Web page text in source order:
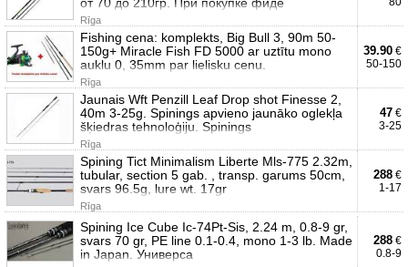
Rīga
Fishing cena: komplekts, Big Bull 3, 90m 50-
150g+ Miracle Fish FD 5000 ar uztītu mono
auklu 0, 35mm par lielisku cenu.
Rīga
39.90 €
50-150
Jaunais Wft Penzill Leaf Drop shot Finesse 2,
40m 3-25g. Spinings apvieno jaunāko oglekļa
šķiedras tehnoloģiju. Spinings
Rīga
47 €
3-25
Spining Tict Minimalism Liberte Mls-775 2.32m,
tubular, section 5 gab. , transp. garums 50cm,
svars 96.5g, lure wt. 17gr
Rīga
288 €
1-17
Spining Ice Cube Ic-74Pt-Sis, 2.24 m, 0.8-9 gr,
svars 70 gr, PE line 0.1-0.4, mono 1-3 lb. Made
in Japan. Универса
288 €
0.8-9